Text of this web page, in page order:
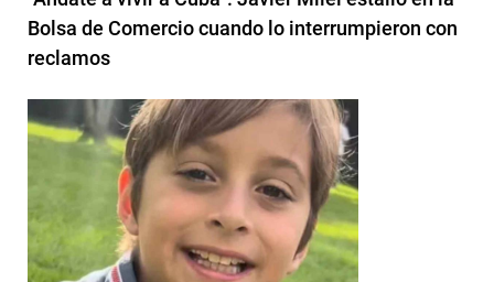
Bolsa de Comercio cuando lo interrumpieron con
reclamos